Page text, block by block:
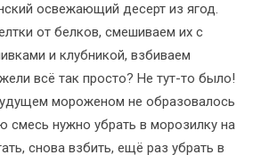
освежающий десерт из ягод.
от белков, смешиваем их с
и клубникой, взбиваем
всё так просто? Не тут-то было!
мороженом не образовалось
смесь нужно убрать в морозилку на
снова взбить, ещё раз убрать в